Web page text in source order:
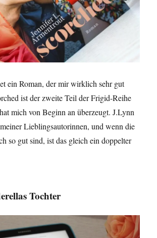
ein Roman, der mir wirklich sehr gut
ist der zweite Teil der Frigid-Reihe
mich von Beginn an überzeugt. J.Lynn
Lieblingsautorinnen, und wenn die
so gut sind, ist das gleich ein doppelter
Tochter